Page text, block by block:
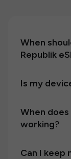
When
Republik
Is my
When
working?
Can I keep